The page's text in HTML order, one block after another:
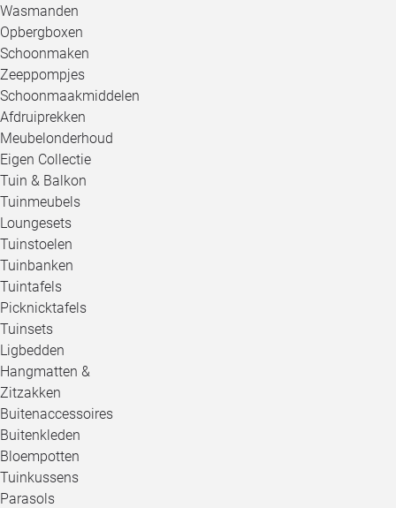
Wasmanden
Opbergboxen
Schoonmaken
Zeeppompjes
Schoonmaakmiddelen
Afdruiprekken
Meubelonderhoud
Eigen Collectie
Tuin & Balkon
Tuinmeubels
Loungesets
Tuinstoelen
Tuinbanken
Tuintafels
Picknicktafels
Tuinsets
Ligbedden
Hangmatten &
Zitzakken
Buitenaccessoires
Buitenkleden
Bloempotten
Tuinkussens
Parasols